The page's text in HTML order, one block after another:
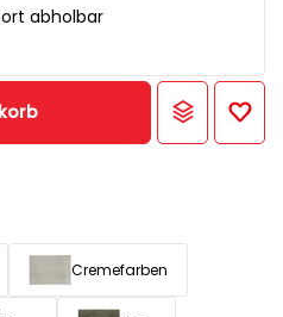
abholbar
Cremefarben